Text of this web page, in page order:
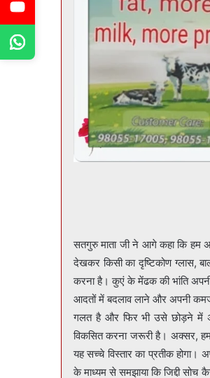
सतगुरु माता जी ने आगे कहा कि हम
देखकर किसी का दृष्टिकोण ग्लास,
करना है। कुएं के मेंढक की भांति
आदतों में बदलाव लाने और अपनी
गलत है और फिर भी उसे छोड़ने में
विकसित करना जरूरी है। अक्सर,
यह सच्चे विस्तार का प्रतीक होगा।
के माध्यम से समझाया कि जिद्दी